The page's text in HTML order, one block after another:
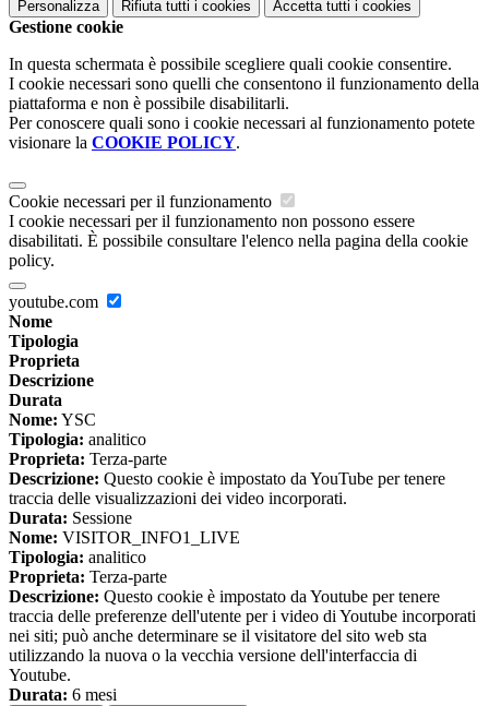
Personalizza Rifiuta tutti i cookies Accetta tutti i cookies
Gestione cookie
In questa schermata è possibile scegliere quali cookie consentire.
I cookie necessari sono quelli che consentono il funzionamento della
piattaforma e non è possibile disabilitarli.
Per conoscere quali sono i cookie necessari al funzionamento potete
visionare la COOKIE POLICY.
Cookie necessari per il funzionamento
I cookie necessari per il funzionamento non possono essere
disabilitati. È possibile consultare l'elenco nella pagina della cookie
policy.
youtube.com
Nome
Tipologia
Proprieta
Descrizione
Durata
Nome: YSC
Tipologia: analitico
Proprieta: Terza-parte
Descrizione: Questo cookie è impostato da YouTube per tenere
traccia delle visualizzazioni dei video incorporati.
Durata: Sessione
Nome: VISITOR_INFO1_LIVE
Tipologia: analitico
Proprieta: Terza-parte
Descrizione: Questo cookie è impostato da Youtube per tenere
traccia delle preferenze dell'utente per i video di Youtube incorporati
nei siti; può anche determinare se il visitatore del sito web sta
utilizzando la nuova o la vecchia versione dell'interfaccia di
Youtube.
Durata: 6 mesi